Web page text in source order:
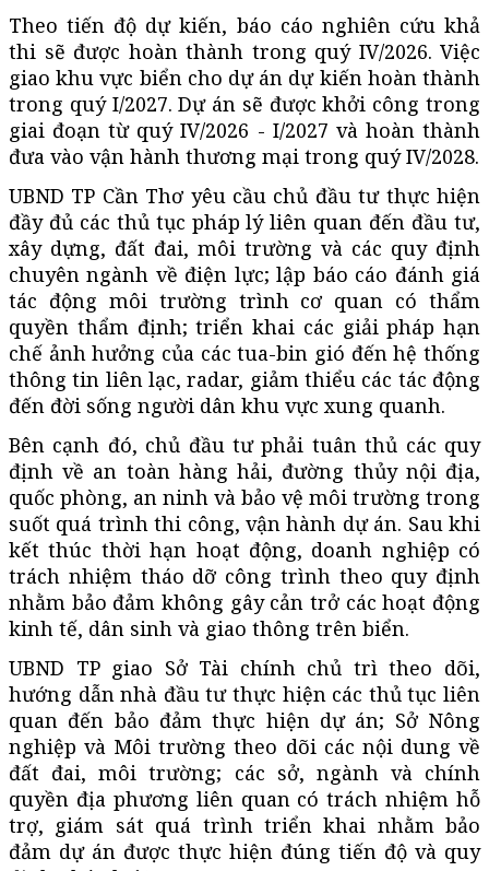
Theo tiến độ dự kiến, báo cáo nghiên cứu khả
thi sẽ được hoàn thành trong quý IV/2026. Việc
giao khu vực biển cho dự án dự kiến hoàn thành
trong quý I/2027. Dự án sẽ được khởi công trong
giai đoạn từ quý IV/2026 - I/2027 và hoàn thành
đưa vào vận hành thương mại trong quý IV/2028.
UBND TP Cần Thơ yêu cầu chủ đầu tư thực hiện
đầy đủ các thủ tục pháp lý liên quan đến đầu tư,
xây dựng, đất đai, môi trường và các quy định
chuyên ngành về điện lực; lập báo cáo đánh giá
tác động môi trường trình cơ quan có thẩm
quyền thẩm định; triển khai các giải pháp hạn
chế ảnh hưởng của các tua-bin gió đến hệ thống
thông tin liên lạc, radar, giảm thiểu các tác động
đến đời sống người dân khu vực xung quanh.
Bên cạnh đó, chủ đầu tư phải tuân thủ các quy
định về an toàn hàng hải, đường thủy nội địa,
quốc phòng, an ninh và bảo vệ môi trường trong
suốt quá trình thi công, vận hành dự án. Sau khi
kết thúc thời hạn hoạt động, doanh nghiệp có
trách nhiệm tháo dỡ công trình theo quy định
nhằm bảo đảm không gây cản trở các hoạt động
kinh tế, dân sinh và giao thông trên biển.
UBND TP giao Sở Tài chính chủ trì theo dõi,
hướng dẫn nhà đầu tư thực hiện các thủ tục liên
quan đến bảo đảm thực hiện dự án; Sở Nông
nghiệp và Môi trường theo dõi các nội dung về
đất đai, môi trường; các sở, ngành và chính
quyền địa phương liên quan có trách nhiệm hỗ
trợ, giám sát quá trình triển khai nhằm bảo
đảm dự án được thực hiện đúng tiến độ và quy